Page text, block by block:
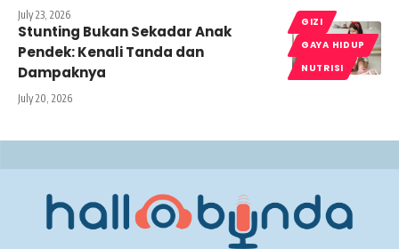
July 23, 2026
GIZI
GAYA HIDUP
NUTRISI
Stunting Bukan Sekadar Anak
Pendek: Kenali Tanda dan
Dampaknya
July 20, 2026